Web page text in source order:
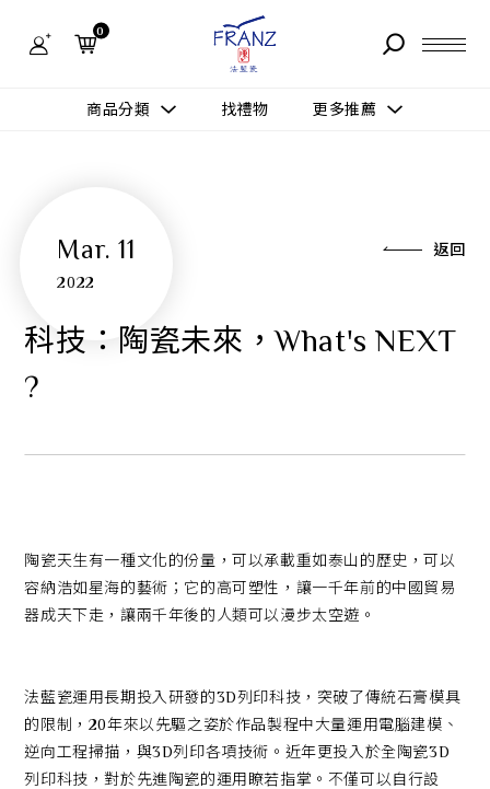
0
商品分類 找禮物
新品上市
送禮推薦
更多推薦
作品功能
生活靈感
查看分類
所有作品 新品上市
送禮推薦
故事 STORY
常見問題 FAQ
+886-2-2767-3320
0800-889-886
+886-2-2765-4174
Mar. 11
2022
返回
科技：陶瓷未來，What's NEXT
?
陶瓷天生有一種文化的份量，可以承載重如泰山的歷史，可以
容納浩如星海的藝術；它的高可塑性，讓一千年前的中國貿易
器成天下走，讓兩千年後的人類可以漫步太空遊。
法藍瓷運用長期投入研發的3D列印科技，突破了傳統石膏模具
的限制，20年來以先驅之姿於作品製程中大量運用電腦建模、
逆向工程掃描，與3D列印各項技術。近年更投入於全陶瓷3D
列印科技，對於先進陶瓷的運用瞭若指掌。不僅可以自行設